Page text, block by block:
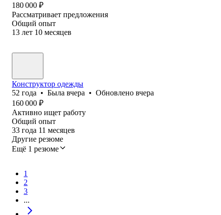
180 000 ₽
Рассматривает предложения
Общий опыт
13 лет 10 месяцев
Конструктор одежды
52 года • Была вчера • Обновлено вчера
160 000 ₽
Активно ищет работу
Общий опыт
33 года 11 месяцев
Другие резюме
Ещё 1 резюме
1
2
3
...